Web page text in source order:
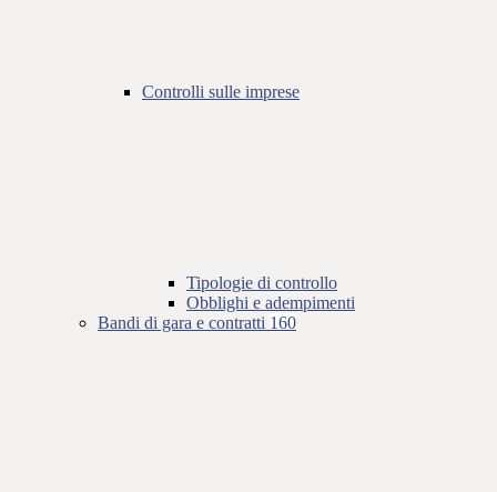
Controlli sulle imprese
Tipologie di controllo
Obblighi e adempimenti
Bandi di gara e contratti 160